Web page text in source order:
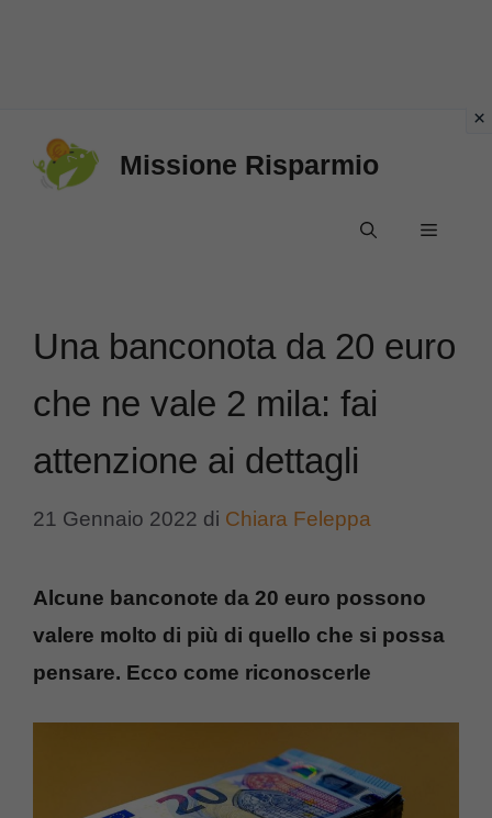
Missione Risparmio
Menu
Una banconota da 20 euro
che ne vale 2 mila: fai
attenzione ai dettagli
21 Gennaio 2022 di Chiara Feleppa
Alcune banconote da 20 euro possono
valere molto di più di quello che si possa
pensare. Ecco come riconoscerle